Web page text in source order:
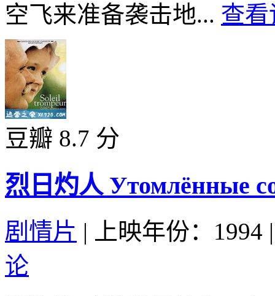
空飞来准备袭击地... 查看
豆瓣 8.7 分
烈日灼人 Утомлённые
剧情片 | 上映年份：1994 |
论